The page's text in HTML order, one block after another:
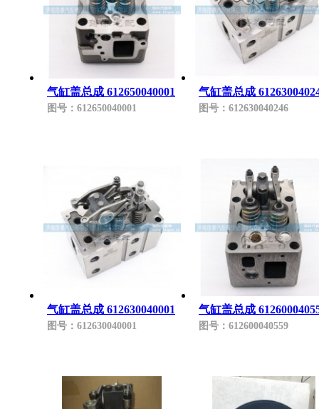
气缸盖总成 612650040001
图号： 612650040001
气缸盖总成
图号：612630040246
气缸盖总成 612630040001
图号： 612630040001
气缸盖总成
图号：612600040559